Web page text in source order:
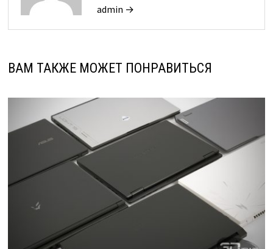
admin →
ВАМ ТАКЖЕ МОЖЕТ ПОНРАВИТЬСЯ